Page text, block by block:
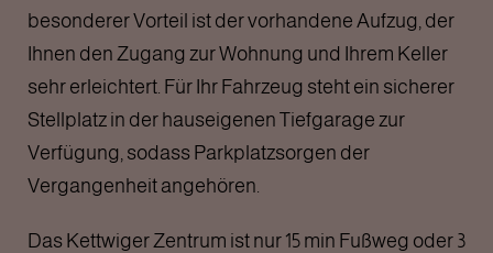
besonderer Vorteil ist der vorhandene Aufzug, der
Ihnen den Zugang zur Wohnung und Ihrem Keller
sehr erleichtert. Für Ihr Fahrzeug steht ein sicherer
Stellplatz in der hauseigenen Tiefgarage zur
Verfügung, sodass Parkplatzsorgen der
Vergangenheit angehören.
Das Kettwiger Zentrum ist nur 15 min Fußweg oder 3